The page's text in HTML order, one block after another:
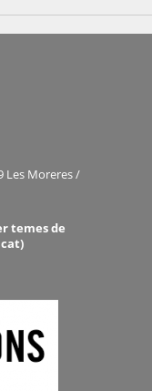
Les Moreres /
temes de